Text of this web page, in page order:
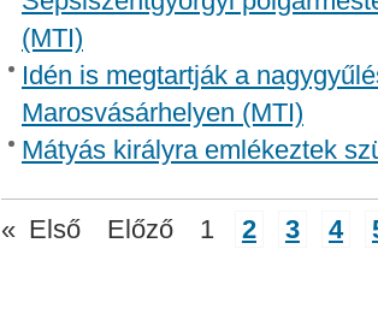
(MTI)
Idén is megtartják a
Marosvásárhelyen (MTI)
Mátyás királyra emlékeztek
« Első Előző 1 2 3 4